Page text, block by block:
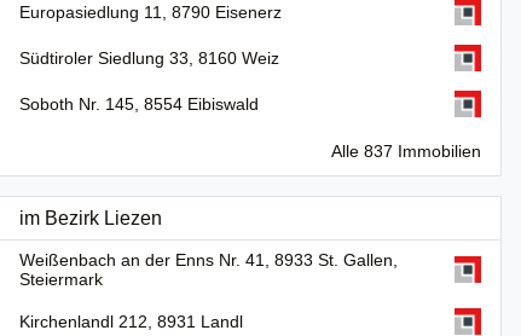
Europasiedlung 11, 8790 Eisenerz
Südtiroler Siedlung 33, 8160 Weiz
Soboth Nr. 145, 8554 Eibiswald
Alle 837 Immobilien
im Bezirk Liezen
Weißenbach an der Enns Nr. 41, 8933 St. Gallen,
Steiermark
Kirchenlandl 212, 8931 Landl